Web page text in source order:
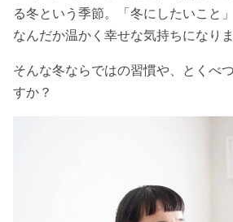
る冬という季節。「冬にしたいこと
なんだか温かく幸せな気持ちになりま
そんな冬ならではの習慣や、とくべ
すか？